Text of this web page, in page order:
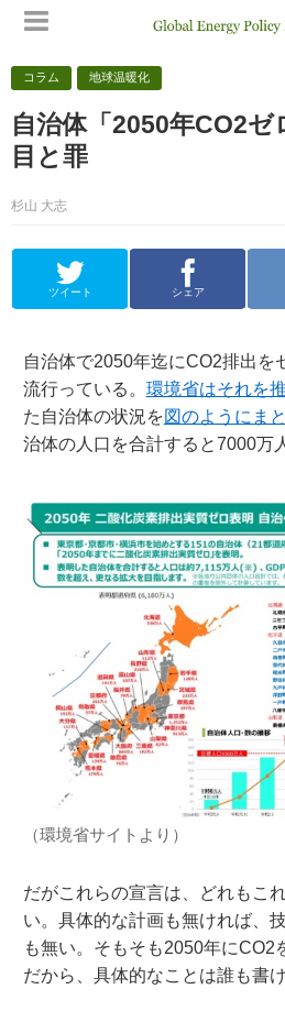
コラム 地球温暖化
自治体「2050年CO2ゼ
目と罪
杉山 大志
ツイート シェア
自治体で2050年迄にCO2排出を
流行っている。 環境省はそれを
た自治体の状況を図のようにま
治体の人口を合計すると7000万
（環境省サイトより）
だがこれらの宣言は、どれもこ
い。具体的な計画も無ければ、
も無い。そもそも2050年にCO2
だから、具体的なことは誰も書け